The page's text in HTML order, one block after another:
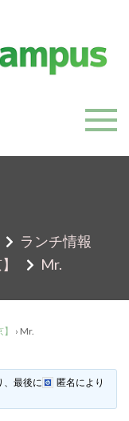
Campus
目指すガイドコミ
ランチ情報
Mr.
› Mr.
、最後に 匿名 により